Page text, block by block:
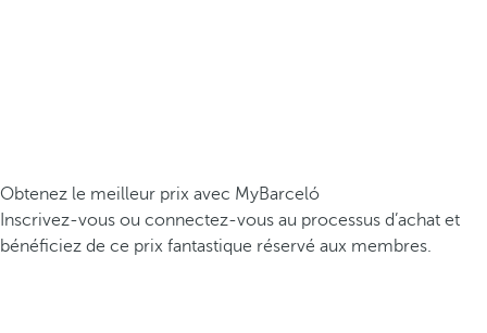
Obtenez le meilleur prix avec MyBarceló
Inscrivez-vous ou connectez-vous au processus d’achat et
bénéficiez de ce prix fantastique réservé aux membres.